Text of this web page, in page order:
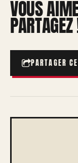
VOUS
PARTAGER